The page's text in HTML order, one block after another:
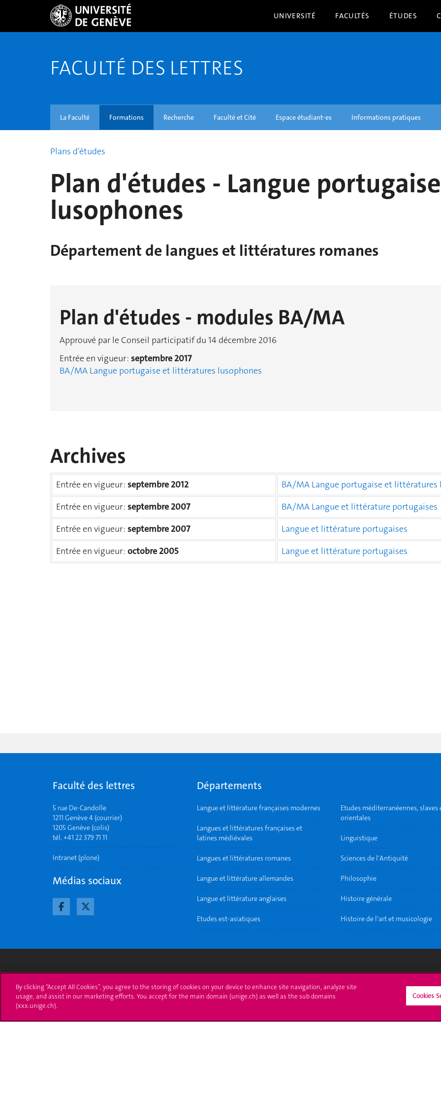
UNIVERSITÉ FACULTÉS ÉTUDES
FACULTÉ DES LETTRES
La Faculté Formations Recherche Faculté et Cité Espace étudiant-es Informations pratiques
Plans d'études
Plan d'études - Langue
lusophones
Département de langues et littératures romanes
Plan d'études - modules BA/MA
Approuvé par le Conseil participatif du 14 décembre 2016
Entrée en vigueur : septembre 2017
BA/MA Langue portugaise et littératures lusophones
Archives
Entrée en vigueur : septembre 2012
BA/MA Langue portugaise et littératures
Entrée en vigueur : septembre 2007
BA/MA Langue et littérature portugaises
Entrée en vigueur : septembre 2007
Langue et littérature portugaises
Entrée en vigueur : octobre 2005 Langue et littérature portugaises
Faculté des lettres
5 rue De-Candolle
1211 Genève 4 (courrier)
1205 Genève (colis)
tél. +41 22 379 71 11
Intranet (plone)
Médias sociaux
Départements
Langue et littérature françaises modernes
Langues et littératures françaises et
latines médiévales
Langues et littératures romanes
Langue et littérature allemandes
Langue et littérature anglaises
Etudes est-asiatiques
Etudes méditerranéennes, slaves
orientales
Linguistique
Sciences de l'Antiquité
Philosophie
Histoire générale
Histoire de l'art et musicologie
Université de Genève
24 rue du Général-Dufour
T. +41 (0)22 379 71 11
S'inscrire à l'UNIGE
Immatriculations
Démarches administratives
L'UNIGE vous informe
Médias
By clicking “Accept All Cookies”, you agree to the storing of cookies on your device to enhance site navigation, analyze site
usage, and assist in our marketing efforts. You accept for the main domain (unige.ch) as well as the sub domains
(xxx.unige.ch).
Cookies